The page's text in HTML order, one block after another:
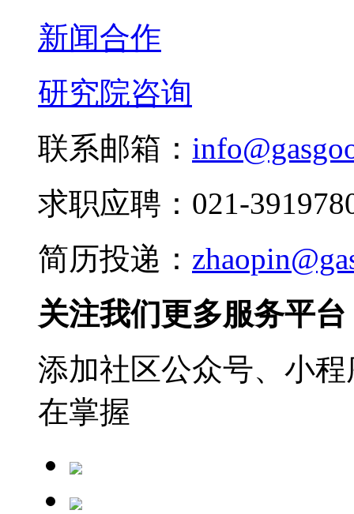
新闻合作
研究院咨询
联系邮箱：
求职应聘：021-
简历投递：
关注我们更多服务平台
添加社区公众号、小
在掌握